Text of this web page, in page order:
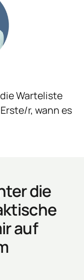
Warteliste
r, wann es
die
auf